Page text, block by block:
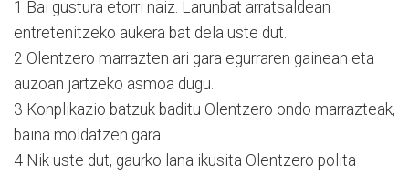
1 Bai gustura etorri naiz. Larunbat arratsaldean
entretenitzeko aukera bat dela uste dut.
2 Olentzero marrazten ari gara egurraren gainean eta
auzoan jartzeko asmoa dugu.
3 Konplikazio batzuk baditu Olentzero ondo marrazteak,
baina moldatzen gara.
4 Nik uste dut, gaurko lana ikusita Olentzero polita